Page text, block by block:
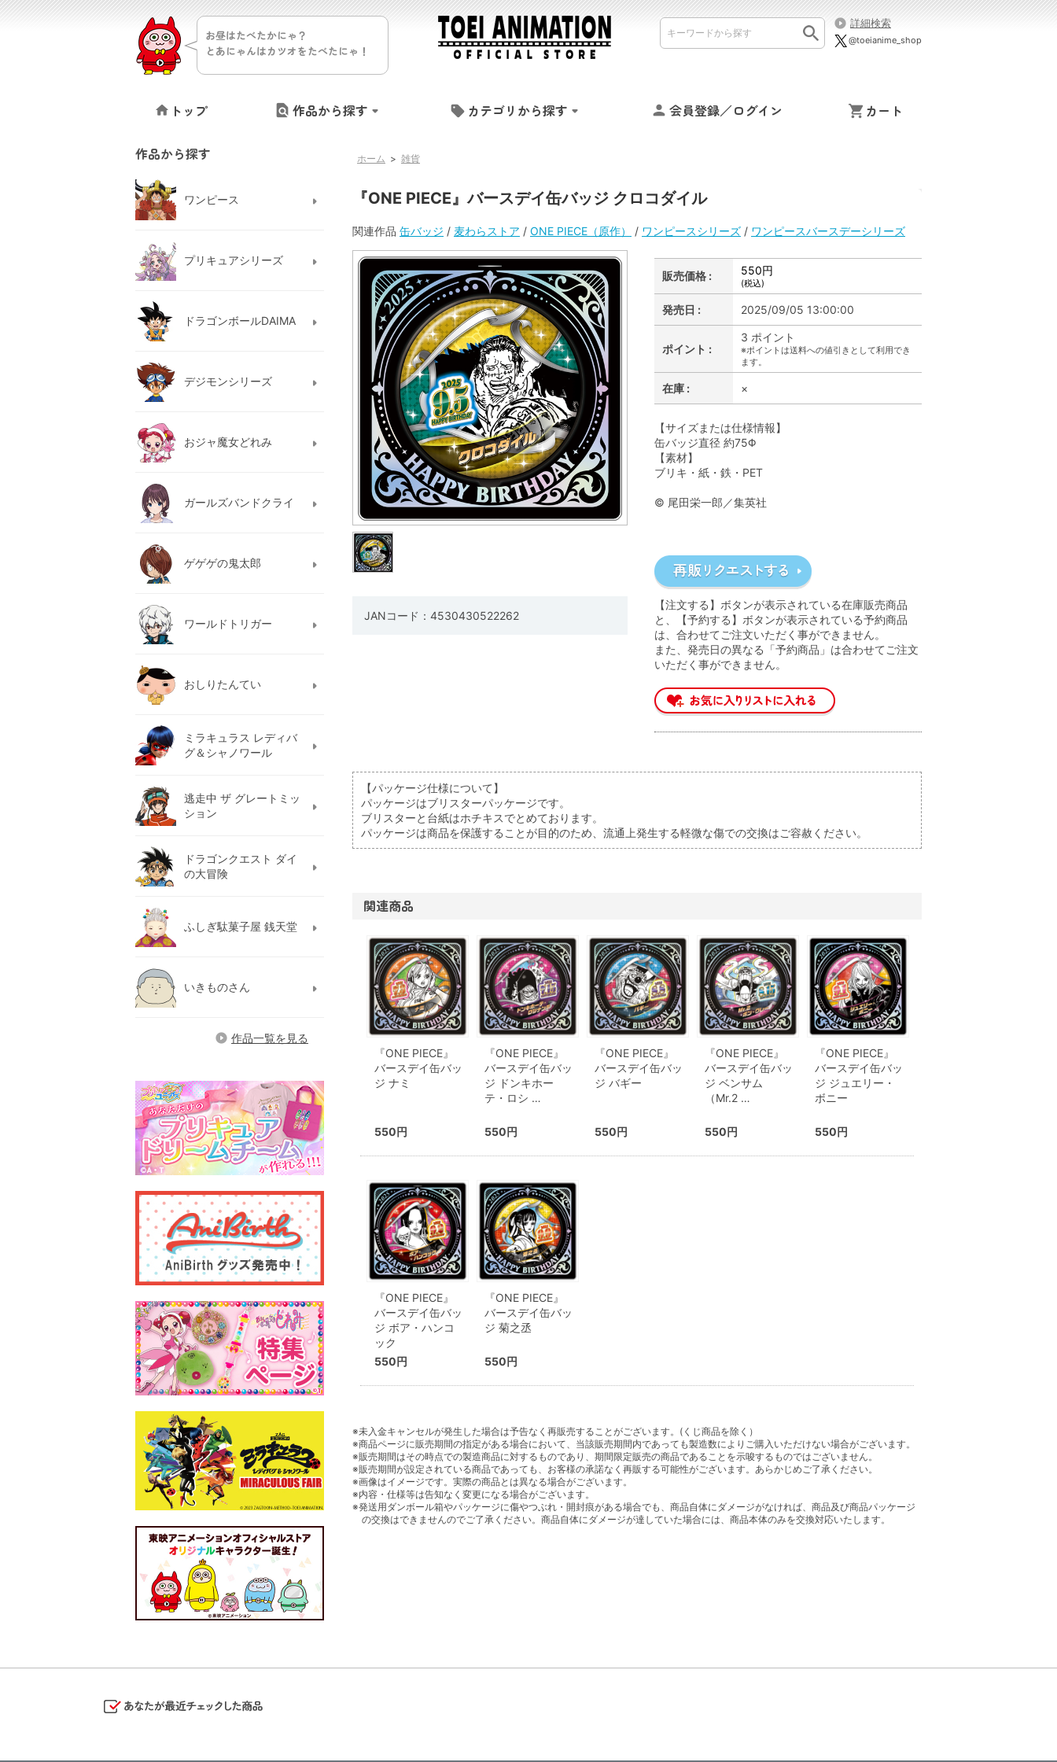
お昼はたべたかにゃ？
とあにゃんはカツオをたべたにゃ！
詳細検索
@toeianime_shop
トップ 作品から探す カテゴリから探す 会員登録／ログイン カート
ホーム > 雑貨
『ONE PIECE』バースデイ缶バッジ クロコダイル
関連作品 缶バッジ / 麦わらストア / ONE PIECE（原作） / ワンピースシリーズ / ワンピースバースデーシリーズ
JANコード：4530430522262
販売価格 : 550円
(税込)
発売日 : 2025/09/05 13:00:00
ポイント :
3 ポイント
※ポイントは送料への値引きとして利用でき
ます。
在庫 : ×
【サイズまたは仕様情報】
缶バッジ直径 約75Φ
【素材】
ブリキ・紙・鉄・PET
© 尾田栄一郎／集英社
【注文する】ボタンが表示されている在庫販売商品
と、【予約する】ボタンが表示されている予約商品
は、合わせてご注文いただく事ができません。
また、発売日の異なる「予約商品」は合わせてご注文
いただく事ができません。
【パッケージ仕様について】
パッケージはブリスターパッケージです。
ブリスターと台紙はホチキスでとめております。
パッケージは商品を保護することが目的のため、流通上発生する軽微な傷での交換はご容赦ください。
関連商品
『ONE PIECE』
バースデイ缶バッ
ジ ナミ
550円
『ONE PIECE』
バースデイ缶バッ
ジ ドンキホー
テ・ロシ …
550円
『ONE PIECE』
バースデイ缶バッ
ジ バギー
550円
『ONE PIECE』
バースデイ缶バッ
ジ ベンサム
（Mr.2 …
550円
『ONE PIECE』
バースデイ缶バッ
ジ ジュエリー・
ボニー
550円
『ONE PIECE』
バースデイ缶バッ
ジ ボア・ハンコ
ック
550円
『ONE PIECE』
バースデイ缶バッ
ジ 菊之丞
550円
※未入金キャンセルが発生した場合は予告なく再販売することがございます。(くじ商品を除く）
※商品ページに販売期間の指定がある場合において、当該販売期間内であっても製造数によりご購入いただけない場合がございます。
※販売期間はその時点での製造商品に対するものであり、期間限定販売の商品であることを示唆するものではございません。
※販売期間が設定されている商品であっても、お客様の承諾なく再販する可能性がございます。あらかじめご了承ください。
※画像はイメージです。実際の商品とは異なる場合がございます。
※内容・仕様等は告知なく変更になる場合がございます。
※発送用ダンボール箱やパッケージに傷やつぶれ・開封痕がある場合でも、商品自体にダメージがなければ、商品及び商品パッケージ
の交換はできませんのでご了承ください。商品自体にダメージが達していた場合には、商品本体のみを交換対応いたします。
作品から探す
ワンピース
プリキュアシリーズ
ドラゴンボールDAIMA
デジモンシリーズ
おジャ魔女どれみ
ガールズバンドクライ
ゲゲゲの鬼太郎
ワールドトリガー
おしりたんてい
ミラキュラス レディバ
グ＆シャノワール
逃走中 ザ グレートミッ
ション
ドラゴンクエスト ダイ
の大冒険
ふしぎ駄菓子屋 銭天堂
いきものさん
作品一覧を見る